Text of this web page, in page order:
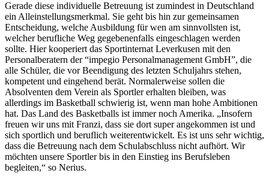
Gerade diese individuelle Betreuung ist zumindest in Deutschland
ein Alleinstellungsmerkmal. Sie geht bis hin zur gemeinsamen
Entscheidung, welche Ausbildung für wen am sinnvollsten ist,
welcher berufliche Weg gegebenenfalls eingeschlagen werden
sollte. Hier kooperiert das Sportinternat Leverkusen mit den
Personalberatern der “impegio Personalmanagement GmbH”, die
alle Schüler, die vor Beendigung des letzten Schuljahrs stehen,
kompetent und eingehend berät. Normalerweise sollen die
Absolventen dem Verein als Sportler erhalten bleiben, was
allerdings im Basketball schwierig ist, wenn man hohe Ambitionen
hat. Das Land des Basketballs ist immer noch Amerika. „Insofern
freuen wir uns mit Franzi, dass sie dort super angekommen ist und
sich sportlich und beruflich weiterentwickelt. Es ist uns sehr wichtig,
dass die Betreuung nach dem Schulabschluss nicht aufhört. Wir
möchten unsere Sportler bis in den Einstieg ins Berufsleben
begleiten,“ so Nerius.